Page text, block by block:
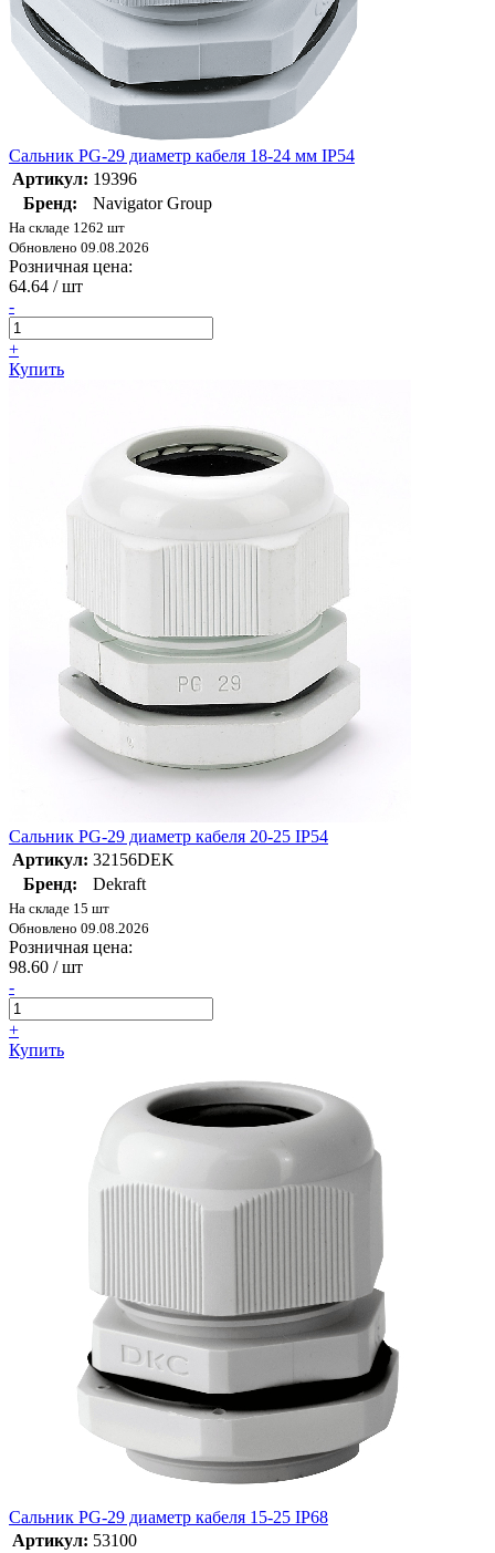
Сальник PG-29 диаметр кабеля 18-24 мм IP54
Артикул: 19396
Бренд:
Navigator Group
На складе 1262 шт
Обновлено 09.08.2026
Розничная цена:
64.64 / шт
-
+
Купить
Сальник PG-29 диаметр кабеля 20-25 IP54
Артикул: 32156DEK
Бренд:
Dekraft
На складе 15 шт
Обновлено 09.08.2026
Розничная цена:
98.60 / шт
-
+
Купить
Сальник PG-29 диаметр кабеля 15-25 IP68
Артикул: 53100